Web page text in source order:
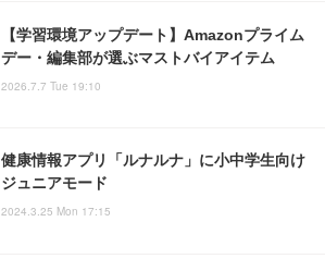
【学習環境アップデート】Amazonプライム
デー・編集部が選ぶマストバイアイテム
2026.7.7 Tue 19:10
健康情報アプリ「ルナルナ」に小中学生向け
ジュニアモード
2024.3.25 Mon 17:15